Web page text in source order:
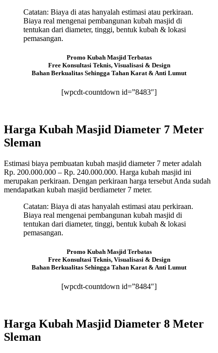
Catatan: Biaya di atas hanyalah estimasi atau perkiraan.
Biaya real mengenai pembangunan kubah masjid di
tentukan dari diameter, tinggi, bentuk kubah & lokasi
pemasangan.
Promo Kubah Masjid Terbatas
Free Konsultasi Teknis, Visualisasi & Design
Bahan Berkualitas Sehingga Tahan Karat & Anti Lumut
[wpcdt-countdown id=”8483″]
Harga Kubah Masjid Diameter 7 Meter
Sleman
Estimasi biaya pembuatan kubah masjid diameter 7 meter adalah
Rp. 200.000.000 – Rp. 240.000.000. Harga kubah masjid ini
merupakan perkiraan. Dengan perkiraan harga tersebut Anda sudah
mendapatkan kubah masjid berdiameter 7 meter.
Catatan: Biaya di atas hanyalah estimasi atau perkiraan.
Biaya real mengenai pembangunan kubah masjid di
tentukan dari diameter, tinggi, bentuk kubah & lokasi
pemasangan.
Promo Kubah Masjid Terbatas
Free Konsultasi Teknis, Visualisasi & Design
Bahan Berkualitas Sehingga Tahan Karat & Anti Lumut
[wpcdt-countdown id=”8484″]
Harga Kubah Masjid Diameter 8 Meter
Sleman